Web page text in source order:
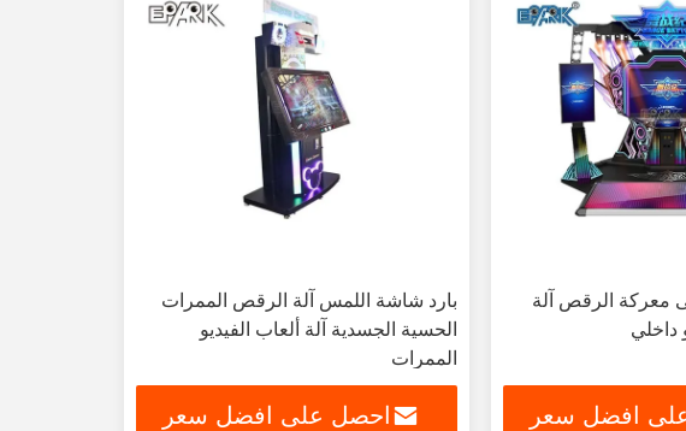
معركة الرقص آلة
داخلي
افضل سعر
بارد شاشة اللمس آلة الرقص الممرات
الحسية الجسدية آلة ألعاب الفيديو
الممرات
احصل على افضل سعر